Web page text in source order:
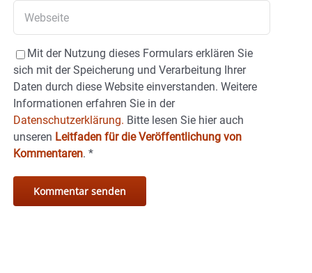
Mit der Nutzung dieses Formulars erklären Sie
sich mit der Speicherung und Verarbeitung Ihrer
Daten durch diese Website einverstanden. Weitere
Informationen erfahren Sie in der
Datenschutzerklärung. Bitte lesen Sie hier auch
unseren Leitfaden für die Veröffentlichung von
Kommentaren. *